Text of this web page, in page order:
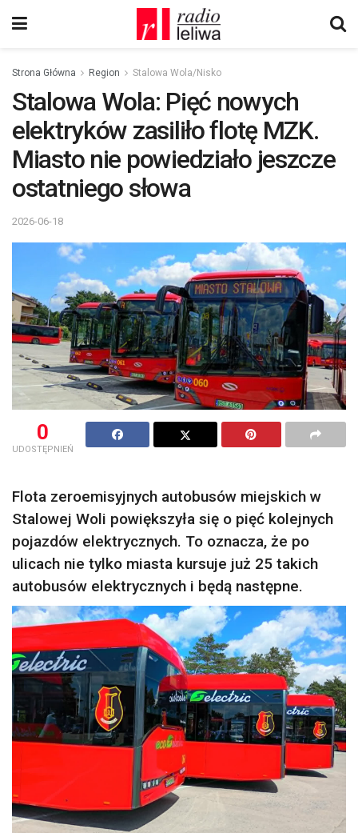
Strona Główna Region Stalowa Wola/Nisko
Stalowa Wola: Pięć nowych
elektryków zasiliło flotę MZK.
Miasto nie powiedziało jeszcze
ostatniego słowa
2026-06-18
0
UDOSTĘPNIEŃ
Flota zeroemisyjnych autobusów miejskich w
Stalowej Woli powiększyła się o pięć kolejnych
pojazdów elektrycznych. To oznacza, że po
ulicach nie tylko miasta kursuje już 25 takich
autobusów elektrycznych i będą następne.